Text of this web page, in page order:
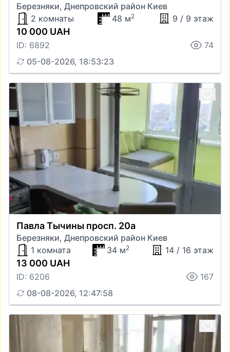
Березняки, Днепровский район Киев
2 комнаты
48 м2 9 / 9 этаж
10 000 UAH
ID: 6892
74
05-08-2026, 18:53:23
Павла Тычины просп. 20а
Березняки, Днепровский район Киев
1 комната
34 м2 14 / 16 этаж
13 000 UAH
ID: 6206
167
08-08-2026, 12:47:58